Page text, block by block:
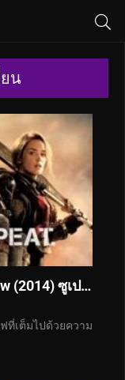
ยน
รีวิว ภาพยนตร์ Edge of Tomorrow (2014) ซูเปอร์นักรบดับทัพอสูร
ที่เต็มไปด้วยความ